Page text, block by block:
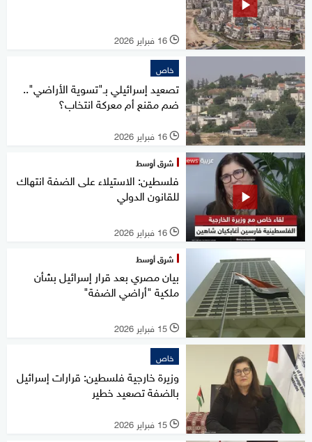
l 16 فبراير 2026
خاص
تصعيد إسرائيلي بـ"تسوية الأراضي"..
ضم مقنع أم معركة انتخاب؟
l 16 فبراير 2026
شرق أوسط
فلسطين: الاستيلاء على الضفة انتهاك
للقانون الدولي
l 16 فبراير 2026
شرق أوسط
بيان مصري بعد قرار إسرائيل بشأن
ملكية "أراضي الضفة"
l 15 فبراير 2026
خاص
وزيرة خارجية فلسطين: قرارات إسرائيل
بالضفة تصعيد خطير
l 15 فبراير 2026